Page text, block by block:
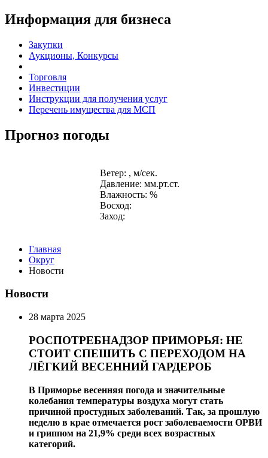
Информация для бизнеса
Закупки
Аукционы, Конкурсы
Торговля
Инвестиции
Инструкции для получения услуг
Перечень имущества для МСП
Прогноз погоды
Ветер: , м/сек.
Давление: мм.рт.ст.
Влажность: %
Восход:
Заход:
Главная
Округ
Новости
Новости
28 марта 2025
РОСПОТРЕБНАДЗОР ПРИМОРЬЯ: НЕ
СТОИТ СПЕШИТЬ С ПЕРЕХОДОМ НА
ЛЁГКИЙ ВЕСЕННИЙ ГАРДЕРОБ
В Приморье весенняя погода и значительные
колебания температуры воздуха могут стать
причиной простудных заболеваний. Так, за прошлую
неделю в крае отмечается рост заболеваемости ОРВИ
и гриппом на 21,9% среди всех возрастных
категорий.